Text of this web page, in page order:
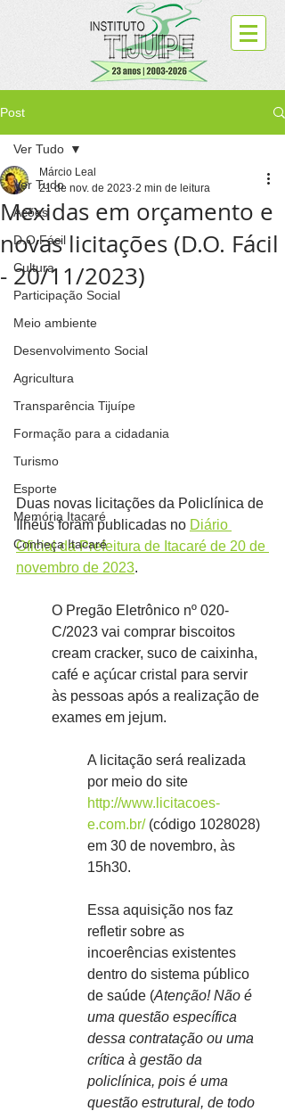
Post
Ver Tudo
Ações
D.O.Fácil
Cultura
Participação Social
Meio ambiente
Desenvolvimento Social
Agricultura
Transparência Tijuípe
Formação para a cidadania
Turismo
Esporte
Memória Itacaré
Conheça Itacaré
Ver Tudo
Mexidas em orçamento e
novas licitações (D.O. Fácil
- 20/11/2023)
Márcio Leal
21 de nov. de 2023 2 min de leitura
Duas novas licitações da Policlínica de
Ilhéus foram publicadas no Diário
Oficial da Prefeitura de Itacaré de 20 de
novembro de 2023.
O Pregão Eletrônico nº 020-
C/2023 vai comprar biscoitos
cream cracker, suco de caixinha,
café e açúcar cristal para servir
às pessoas após a realização de
exames em jejum.
A licitação será realizada
por meio do site
http://www.licitacoes-
e.com.br/ (código 1028028)
em 30 de novembro, às
15h30.
Essa aquisição nos faz
refletir sobre as
incoerências existentes
dentro do sistema público
de saúde (Atenção! Não é
uma questão específica
dessa contratação ou uma
crítica à gestão da
policlínica, pois é uma
questão estrutural, de todo